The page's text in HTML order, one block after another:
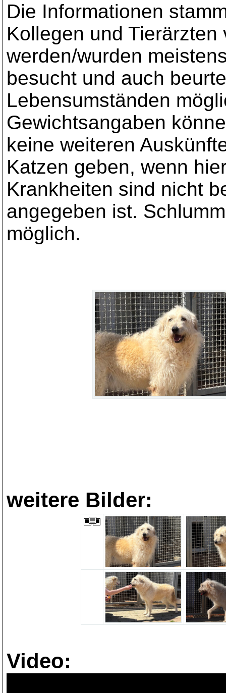
Die Informationen
Kollegen und Tierärzten
werden/wurden
besucht und auch
Lebensumständen
Gewichtsangaben
keine weiteren
Katzen geben, wenn
Krankheiten sind nicht
angegeben ist.
möglich.
weitere Bilder:
Video: